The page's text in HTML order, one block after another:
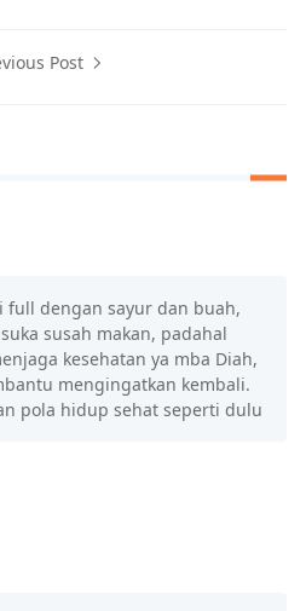
Post
dengan sayur dan buah,
susah makan, padahal
kesehatan ya mba Diah,
mengingatkan kembali.
pola hidup sehat seperti dulu